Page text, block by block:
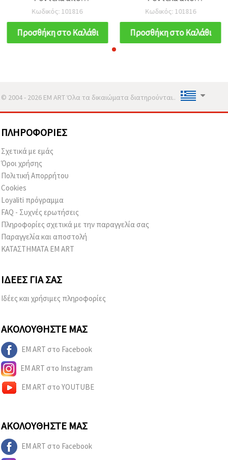
Κρυστάλλινο Γυαλί, Τζετ
Μαύρο, 4x3.5 mm, Οπή 1
mm, Συσκευασία 10 g για
Κατασκευή Κοσμημάτων,
Κωδικός: 101816
Προσθήκη στο Καλάθι
Κρυστάλλινο Γυαλί, Τζετ
Μαύρο, 4x3.5 mm, Οπή 1
mm, Συσκευασία 10 g για
Κατασκευή Κοσμημάτων,
Κωδικός: 101816
Προσθήκη στο Καλάθι
© 2004 - 2026 EM ART Όλα τα δικαιώματα διατηρούνται..
ΠΛΗΡΟΦΟΡΊΕΣ
Σχετικά με εμάς
Όροι χρήσης
Πολιτική Απορρήτου
Cookies
Loyaliti πρόγραμμα
FAQ - Συχνές ερωτήσεις
Πληροφορίες σχετικά με την παραγγελία σας
Παραγγελία και αποστολή
ΚΑΤΑΣΤΗΜΑΤΑ EM ART
ΙΔΈΕΣ ΓΙΑ ΣΑΣ
Ιδέες και χρήσιμες πληροφορίες
ΑΚΟΛΟΥΘΉΣΤΕ ΜΑΣ
EM ART στο Facebook
EM ART στο Instagram
EM ART στο YOUTUBE
ΑΚΟΛΟΥΘΉΣΤΕ ΜΑΣ
EM ART στο Facebook